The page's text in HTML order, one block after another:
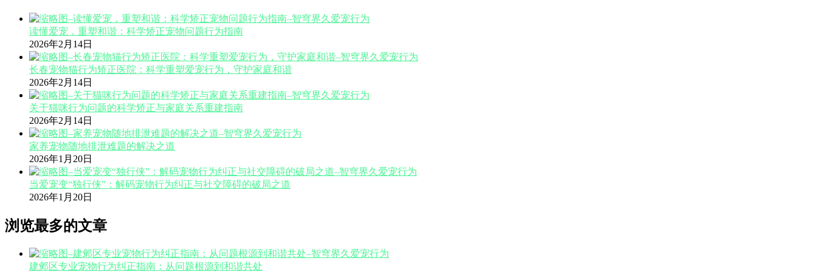
读懂爱宠，重塑和谐：科学矫正宠物问题行为指南
2026年2月14日
长春宠物猫行为矫正医院：科学重塑爱宠行为，守护家庭和谐
2026年2月14日
关于猫咪行为问题的科学矫正与家庭关系重建指南
2026年2月14日
家养宠物随地排泄难题的解决之道
2026年1月20日
当爱宠变“独行侠”：解码宠物行为纠正与社交障碍的破局之道
2026年1月20日
浏览最多的文章
建邺区专业宠物行为纠正指南：从问题根源到和谐共处